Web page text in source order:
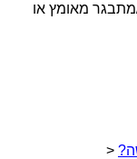
מתבגר מאומץ או
<